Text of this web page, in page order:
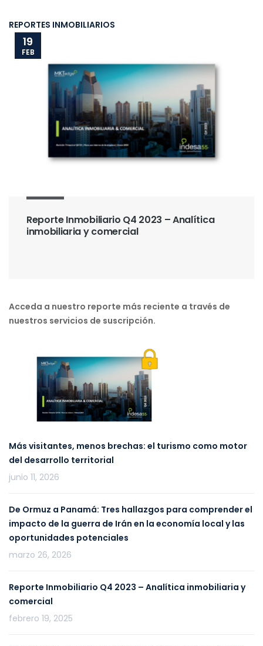
REPORTES INMOBILIARIOS
Reporte Inmobiliario Q4 2023 – Analítica
inmobiliaria y comercial
19
FEB
Acceda a nuestro reporte más reciente a través de
nuestros servicios de suscripción.
Más visitantes, menos brechas: el turismo como motor
del desarrollo territorial
junio 11, 2026
De Ormuz a Panamá: Tres hallazgos para comprender el
impacto de la guerra de Irán en la economía local y las
oportunidades potenciales
marzo 26, 2026
Reporte Inmobiliario Q4 2023 – Analítica inmobiliaria y
comercial
febrero 19, 2025